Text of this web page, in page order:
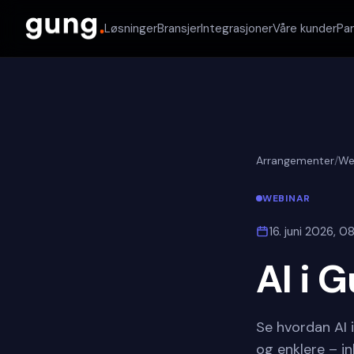
LøsningerBransjerIntegrasjonerVåre kunder
Arrangementer/
WEBINAR
16. juni 2026,
AI i
Se hvordan
og enklere –